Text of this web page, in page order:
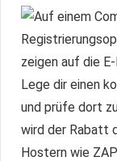
Lege dir einen
und prüfe dort
wird der Rabatt
Hostern wie